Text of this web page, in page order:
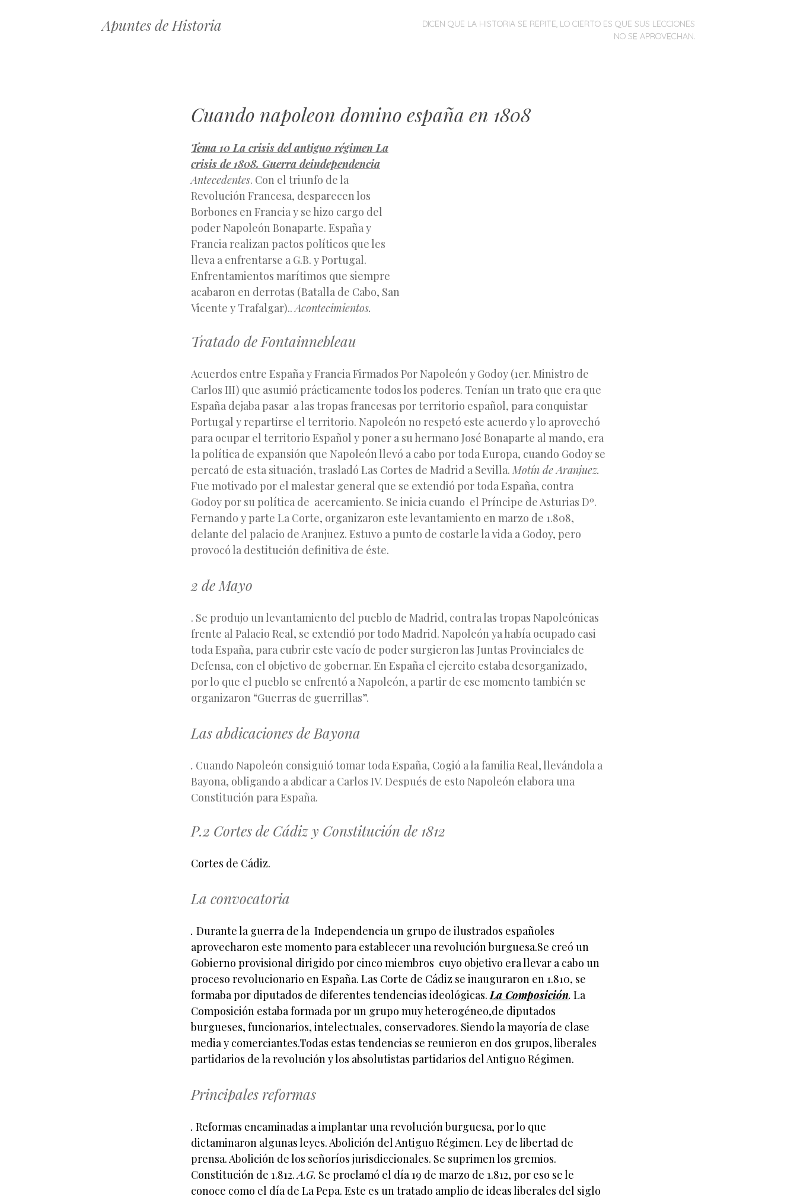
Apuntes de Historia MENÚ
SALTARDICEN QUE LA HISTORIA SE REPITE, LO CIERTO ES QUE SUS LECCIONES
NO SE APROVECHAN.
Cuando napoleon domino españa en 1808
Tema 10 La crisis del antiguo régimen La
crisis de 1808. Guerra deindependencia
Antecedentes. Con el triunfo de la
Revolución Francesa, desparecen los
Borbones en Francia y se hizo cargo del
poder Napoleón Bonaparte. España y
Francia realizan pactos políticos que les
lleva a enfrentarse a G.B. y Portugal.
Enfrentamientos marítimos que siempre
acabaron en derrotas (Batalla de Cabo, San
Vicente y Trafalgar)..Acontecimientos.
Tratado de Fontainnebleau
Acuerdos entre España y Francia Firmados Por Napoleón y Godoy (1er. Ministro de
Carlos III) que asumió prácticamente todos los poderes. Tenían un trato que era que
España dejaba pasar a las tropas francesas por territorio español, para conquistar
Portugal y repartirse el territorio. Napoleón no respetó este acuerdo y lo aprovechó
para ocupar el territorio Español y poner a su hermano José Bonaparte al mando, era
la política de expansión que Napoleón llevó a cabo por toda Europa, cuando Godoy se
percató de esta situación, trasladó Las Cortes de Madrid a Sevilla.Motín de Aranjuez.
Fue motivado por el malestar general que se extendió por toda España, contra
Godoy por su política de acercamiento. Se inicia cuando el Príncipe de Asturias Dº.
Fernando y parte La Corte, organizaron este levantamiento en marzo de 1.808,
delante del palacio de Aranjuez. Estuvo a punto de costarle la vida a Godoy, pero
provocó la destitución definitiva de éste.
2 de Mayo
. Se produjo un levantamiento del pueblo de Madrid, contra las tropas Napoleónicas
frente al Palacio Real, se extendió por todo Madrid. Napoleón ya había ocupado casi
toda España, para cubrir este vacío de poder surgieron las Juntas Provinciales de
Defensa, con el objetivo de gobernar. En España el ejercito estaba desorganizado,
por lo que el pueblo se enfrentó a Napoleón, a partir de ese momento también se
organizaron “Guerras de guerrillas”.
Las abdicaciones de Bayona
. Cuando Napoleón consiguió tomar toda España, Cogió a la familia Real, llevándola a
Bayona, obligando a abdicar a Carlos IV. Después de esto Napoleón elabora una
Constitución para España.
P.2 Cortes de Cádiz y Constitución de 1812
Cortes de Cádiz.
La convocatoria
. Durante la guerra de la Independencia un grupo de ilustrados españoles
aprovecharon este momento para establecer una revolución burguesa.Se creó un
Gobierno provisional dirigido por cinco miembros cuyo objetivo era llevar a cabo un
proceso revolucionario en España. Las Corte de Cádiz se inauguraron en 1.810, se
formaba por diputados de diferentes tendencias ideológicas.La Composición. La
Composición estaba formada por un grupo muy heterogéneo,de diputados
burgueses, funcionarios, intelectuales, conservadores. Siendo la mayoría de clase
media y comerciantes.Todas estas tendencias se reunieron en dos grupos, liberales
partidarios de la revolución y los absolutistas partidarios del Antiguo Régimen.
Principales reformas
. Reformas encaminadas a implantar una revolución burguesa, por lo que
dictaminaron algunas leyes. Abolición del Antiguo Régimen. Ley de libertad de
prensa. Abolición de los señoríos jurisdiccionales. Se suprimen los gremios.
Constitución de 1.812.A.G. Se proclamó el día 19 de marzo de 1.812, por eso se le
conoce como el día de La Pepa. Este es un tratado amplio de ideas liberales del siglo